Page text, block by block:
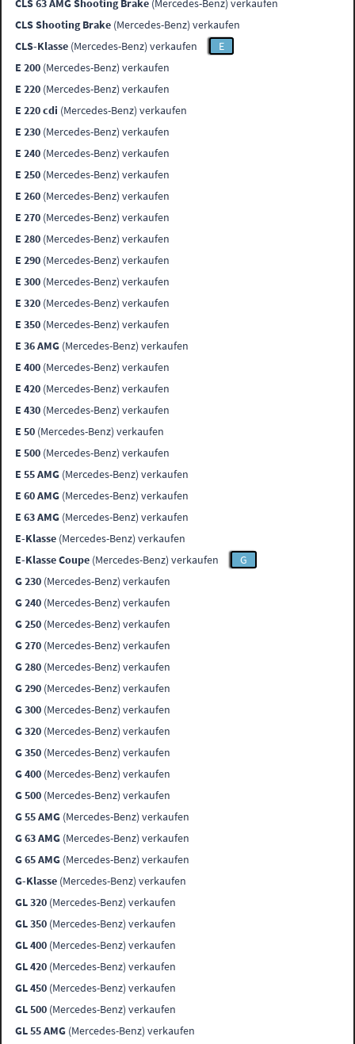
CLS 63 AMG Shooting Brake (Mercedes-Benz) verkaufen
CLS Shooting Brake (Mercedes-Benz) verkaufen
CLS-Klasse (Mercedes-Benz) verkaufen
E
E 200 (Mercedes-Benz) verkaufen
E 220 (Mercedes-Benz) verkaufen
E 220 cdi (Mercedes-Benz) verkaufen
E 230 (Mercedes-Benz) verkaufen
E 240 (Mercedes-Benz) verkaufen
E 250 (Mercedes-Benz) verkaufen
E 260 (Mercedes-Benz) verkaufen
E 270 (Mercedes-Benz) verkaufen
E 280 (Mercedes-Benz) verkaufen
E 290 (Mercedes-Benz) verkaufen
E 300 (Mercedes-Benz) verkaufen
E 320 (Mercedes-Benz) verkaufen
E 350 (Mercedes-Benz) verkaufen
E 36 AMG (Mercedes-Benz) verkaufen
E 400 (Mercedes-Benz) verkaufen
E 420 (Mercedes-Benz) verkaufen
E 430 (Mercedes-Benz) verkaufen
E 50 (Mercedes-Benz) verkaufen
E 500 (Mercedes-Benz) verkaufen
E 55 AMG (Mercedes-Benz) verkaufen
E 60 AMG (Mercedes-Benz) verkaufen
E 63 AMG (Mercedes-Benz) verkaufen
E-Klasse (Mercedes-Benz) verkaufen
E-Klasse Coupe (Mercedes-Benz) verkaufen
G
G 230 (Mercedes-Benz) verkaufen
G 240 (Mercedes-Benz) verkaufen
G 250 (Mercedes-Benz) verkaufen
G 270 (Mercedes-Benz) verkaufen
G 280 (Mercedes-Benz) verkaufen
G 290 (Mercedes-Benz) verkaufen
G 300 (Mercedes-Benz) verkaufen
G 320 (Mercedes-Benz) verkaufen
G 350 (Mercedes-Benz) verkaufen
G 400 (Mercedes-Benz) verkaufen
G 500 (Mercedes-Benz) verkaufen
G 55 AMG (Mercedes-Benz) verkaufen
G 63 AMG (Mercedes-Benz) verkaufen
G 65 AMG (Mercedes-Benz) verkaufen
G-Klasse (Mercedes-Benz) verkaufen
GL 320 (Mercedes-Benz) verkaufen
GL 350 (Mercedes-Benz) verkaufen
GL 400 (Mercedes-Benz) verkaufen
GL 420 (Mercedes-Benz) verkaufen
GL 450 (Mercedes-Benz) verkaufen
GL 500 (Mercedes-Benz) verkaufen
GL 55 AMG (Mercedes-Benz) verkaufen